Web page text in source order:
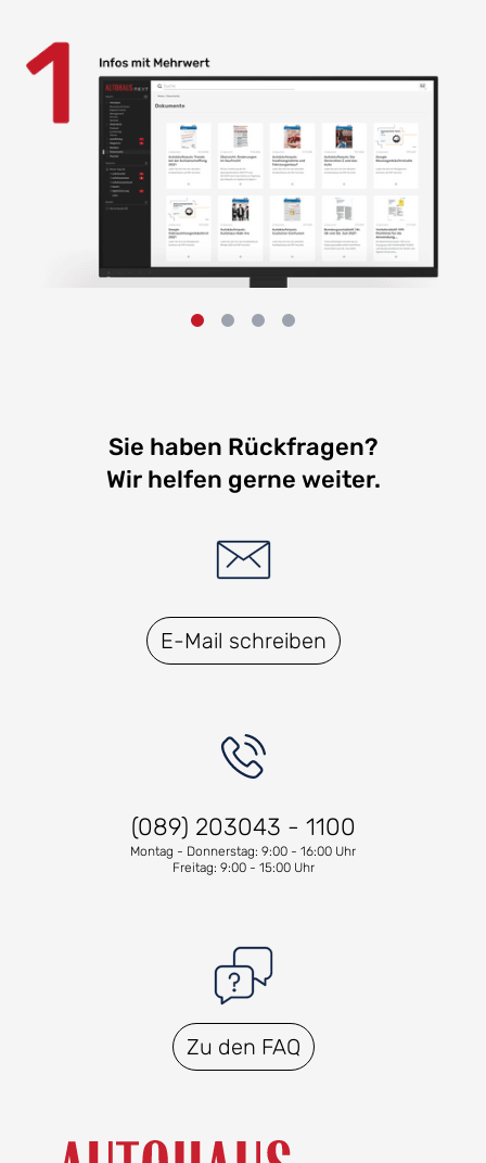
Sie haben Rückfragen?
Wir helfen gerne weiter.
E-Mail schreiben
(089) 203043 - 1100
Montag - Donnerstag: 9:00 - 16:00 Uhr
Freitag: 9:00 - 15:00 Uhr
Zu den FAQ